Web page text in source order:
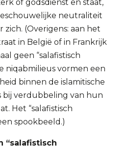
of godsdienst en staat,
neutraliteit
zich. (Overigens: aan het
in België of in Frankrijk
geen “salafistisch
niqabmilieus vormen een
binnen de islamitische
bij verdubbeling van hun
Het “salafistisch
spookbeeld.)
“salafistisch